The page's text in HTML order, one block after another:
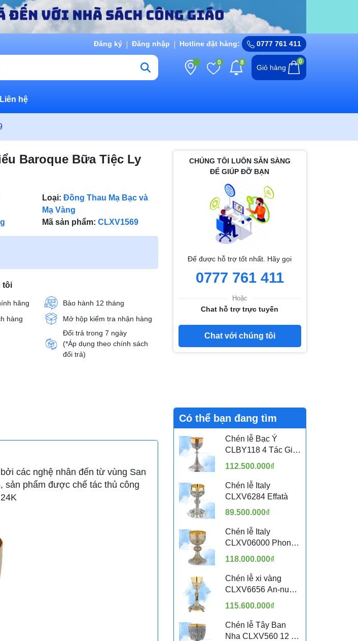
Đăng ký Đăng nhập Hotline đặt hàng: 0777 761 411
0 8
Giỏ hàng
0
Liên hệ
Baroque Bữa Tiệc Ly
Loại: Đồng Thau Mạ Bạc và
Mạ Vàng
Mã sản phẩm: CLXV1569
tôi
hãng
Bảo hành 12 tháng
hàng
Mở hộp kiểm tra nhận hàng
Đổi trả trong 7 ngày
(*Áp dụng theo chính sách
đổi trả)
CHÚNG TÔI LUÔN SẴN SÀNG
ĐỂ GIÚP ĐỠ BẠN
Để được hỗ trợ tốt nhất. Hãy gọi
0777 761 411
Hoặc
Chat hỗ trợ trực tuyến
Chat với chúng tôi
các nghệ nhân đến từ vùng San
sản phẩm được chế tác thủ công
Có thể bạn đang tìm
Chén lễ Bạc Ý
CLBY118 4 Tác Giả
Sách Tin Mừng
112.500.000₫
Chén lễ Italy
CLXV6284 Effatà
89.500.000₫
Chén lễ Italy
CLXV06000 Phong
cách Byzantine
118.000.000₫
Chén lễ xi vàng
CLXV6656 An-nun-
tsi-a-ta 24cm
115.600.000₫
Chén lễ Tây Ban
Nha CLXV560 12 Vị